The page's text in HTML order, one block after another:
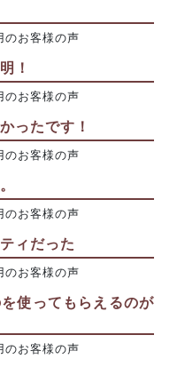
のお客様の声
！
のお客様の声
ったです！
のお客様の声
のお客様の声
ィだった
のお客様の声
使ってもらえるのが
のお客様の声